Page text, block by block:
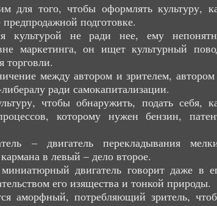
для того, чтобы оформлять культуру,
подготовке.
культурой не ради нее, ему
маркетинга, он ищет культурный
торговли.
между автором и зрителем,
ради самокапитализации.
чтобы обнаружить, подать себя,
которому нужен бензин,
– двигатель перекладывания
в левый – дело второе.
двигатель говорит даже в
его изящества и тонкой природы.
аморфный, потребляющий зритель,